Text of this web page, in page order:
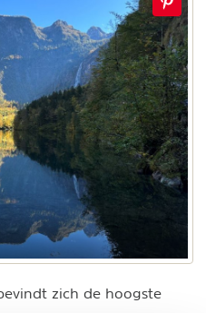
zich de hoogste